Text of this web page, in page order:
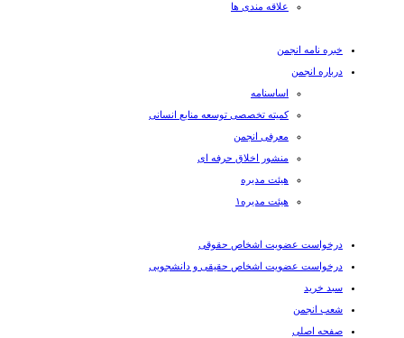
علاقه مندی ها
خبره نامه انجمن
درباره انجمن
اساسنامه
کمیته تخصصی توسعه منابع انسانی
معرفی انجمن
منشور اخلاق حرفه ای
هیئت مدیره
هیئت مدیره۱
درخواست عضویت اشخاص حقوقی
درخواست عضویت اشخاص حقیقی و دانشجویی
سبد خرید
شعب انجمن
صفحه اصلی